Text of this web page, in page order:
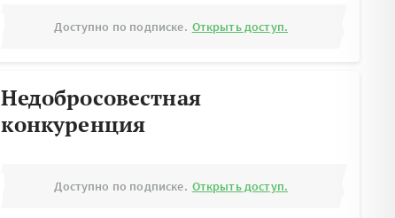
Доступно по подписке. Открыть доступ.
Недобросовестная
конкуренция
Доступно по подписке. Открыть доступ.